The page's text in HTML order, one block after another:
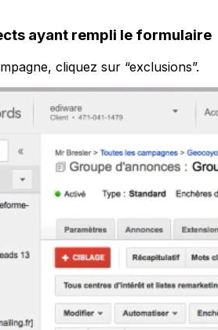
ayant rempli le formulaire
cliquez sur “exclusions”.